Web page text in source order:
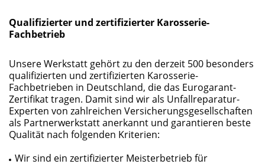
Qualifizierter und zertifizierter Karosserie-
Fachbetrieb
Unsere Werkstatt gehört zu den derzeit 500 besonders
qualifizierten und zertifizierten Karosserie-
Fachbetrieben in Deutschland, die das Eurogarant-
Zertifikat tragen. Damit sind wir als Unfallreparatur-
Experten von zahlreichen Versicherungsgesellschaften
als Partnerwerkstatt anerkannt und garantieren beste
Qualität nach folgenden Kriterien:
Wir sind ein zertifizierter Meisterbetrieb für